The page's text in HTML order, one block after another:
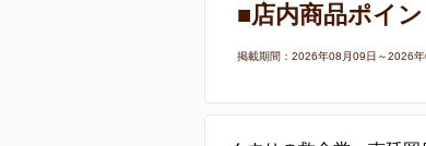
■店内商品ポイ
掲載期間：2026年08月09日～2026年